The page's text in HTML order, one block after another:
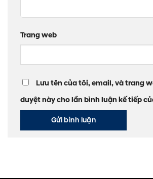
Trang web
Lưu tên của tôi, email, và trang
duyệt này cho lần bình luận kế tiếp